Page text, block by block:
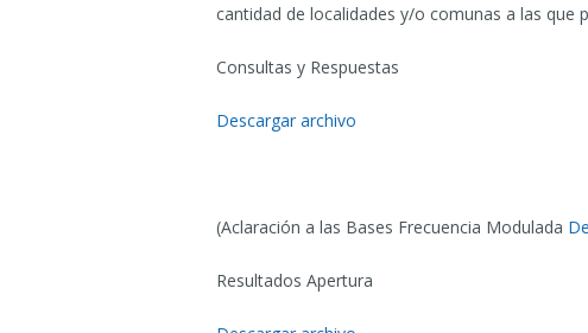
cantidad de localidades y/o comunas a las que
Consultas y Respuestas
Descargar archivo
(Aclaración a las Bases Frecuencia Modulada
Resultados Apertura